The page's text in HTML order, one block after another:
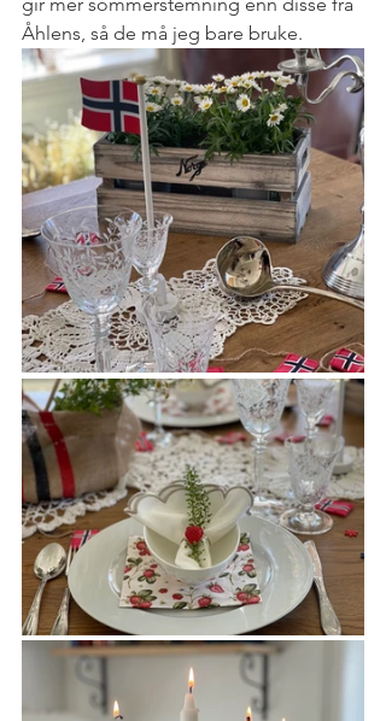
Åhlens, så de må jeg bare bruke.